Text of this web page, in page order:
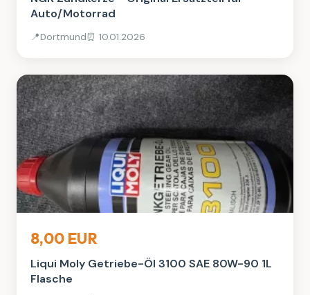
Auto/Motorrad
📍Dortmund⏰ 10.01.2026
8,00 EUR
Liqui Moly Getriebe-Öl 3100 SAE 80W-90 1L
Flasche